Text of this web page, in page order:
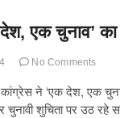
एक चुनाव’ का
No Comments
ने ‘एक देश, एक
चुनावी शुचिता पर उठ रहे